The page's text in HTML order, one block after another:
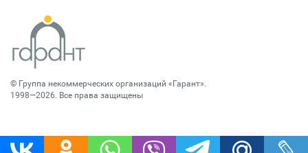
© Группа некоммерческих организаций «Гарант».
1998—2026. Все права защищены